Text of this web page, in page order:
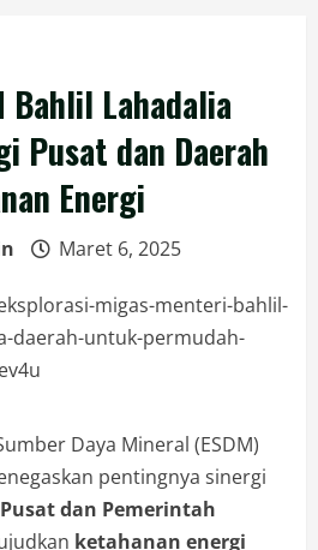
Bahlil Lahadalia
Pusat dan Daerah
Energi
Maret 6, 2025
Daya Mineral (ESDM)
pentingnya sinergi
dan Pemerintah
ketahanan energi